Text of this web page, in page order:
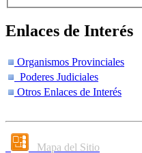
Enlaces de Interés
Organismos Provinciales
Poderes Judiciales
Otros Enlaces de Interés
Mapa del Sitio